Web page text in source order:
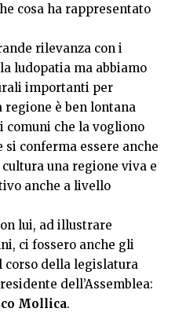
cosa ha rappresentato
rilevanza con i
ludopatia ma abbiamo
importanti per
è ben lontana
che la vogliono
conferma essere anche
una regione viva e
anche a livello
lui, ad illustrare
ci fossero anche gli
della legislatura
dell’Assemblea:
Mollica.